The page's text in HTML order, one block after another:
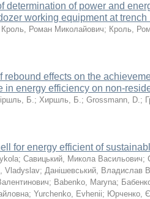
determination of power and
working equipment at trench
Кроль, Роман Миколайович; Кроль,
rebound effects on the
in energy efficiency on non-
Б.; Хиршль, Б.; Grossmann, D.;
for energy efficient of
; Савицький, Микола Васильович;
Vladyslav; Данішевський, Владислав
; Babenko, Maryna;
; Yurchenko, Evhenii; Юрченко,